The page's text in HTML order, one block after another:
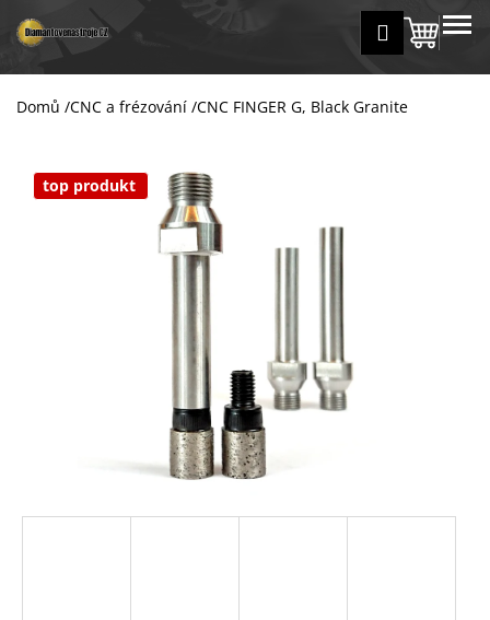
na
obsah
Přihlášení
košík
MENU
Domů /CNC a frézování /CNC FINGER G, Black Granite
top produkt
š
Zpět
Zpět
C
p
o
a